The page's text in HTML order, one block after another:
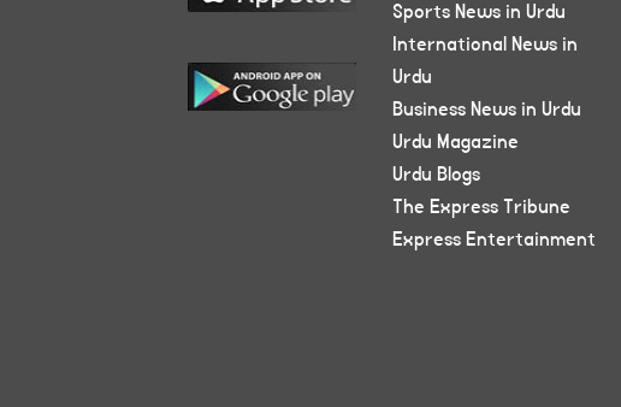
Sports News in Urdu
International News in
Urdu
Business News in Urdu
Urdu Magazine
Urdu Blogs
The Express Tribune
Express Entertainment